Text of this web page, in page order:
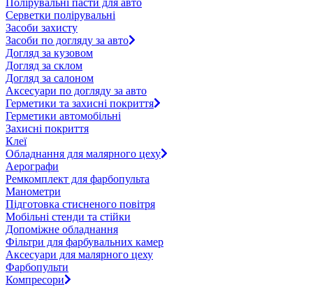
Серветки полірувальні
Засоби захисту
Засоби по догляду за авто
Догляд за кузовом
Догляд за склом
Догляд за салоном
Аксесуари по догляду за авто
Герметики та захисні покриття
Герметики автомобільні
Захисні покриття
Клеї
Обладнання для малярного цеху
Аерографи
Ремкомплект для фарбопульта
Манометри
Підготовка стисненого повітря
Мобільні стенди та стійки
Допоміжне обладнання
Фільтри для фарбувальних камер
Аксесуари для малярного цеху
Фарбопульти
Компресори